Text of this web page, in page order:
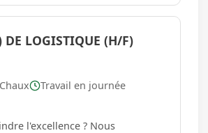
DE LOGISTIQUE (H/F)
Travail en journée
l'excellence ? Nous